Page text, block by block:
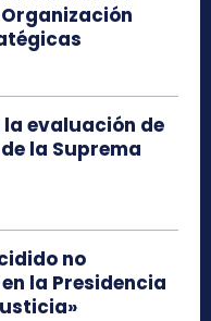
evaluación de
la Suprema
no
la Presidencia